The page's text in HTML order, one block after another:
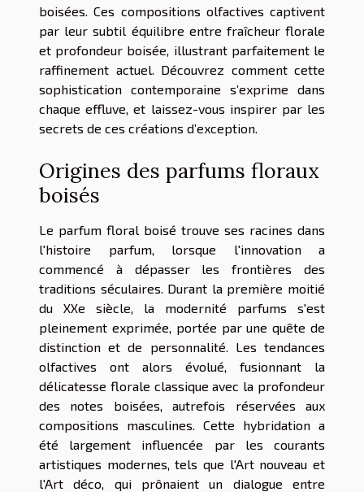
boisées. Ces compositions olfactives captivent
par leur subtil équilibre entre fraîcheur florale
et profondeur boisée, illustrant parfaitement le
raffinement actuel. Découvrez comment cette
sophistication contemporaine s’exprime dans
chaque effluve, et laissez-vous inspirer par les
secrets de ces créations d’exception.
Origines des parfums floraux
boisés
Le parfum floral boisé trouve ses racines dans
l'histoire parfum, lorsque l'innovation a
commencé à dépasser les frontières des
traditions séculaires. Durant la première moitié
du XXe siècle, la modernité parfums s'est
pleinement exprimée, portée par une quête de
distinction et de personnalité. Les tendances
olfactives ont alors évolué, fusionnant la
délicatesse florale classique avec la profondeur
des notes boisées, autrefois réservées aux
compositions masculines. Cette hybridation a
été largement influencée par les courants
artistiques modernes, tels que l'Art nouveau et
l'Art déco, qui prônaient un dialogue entre